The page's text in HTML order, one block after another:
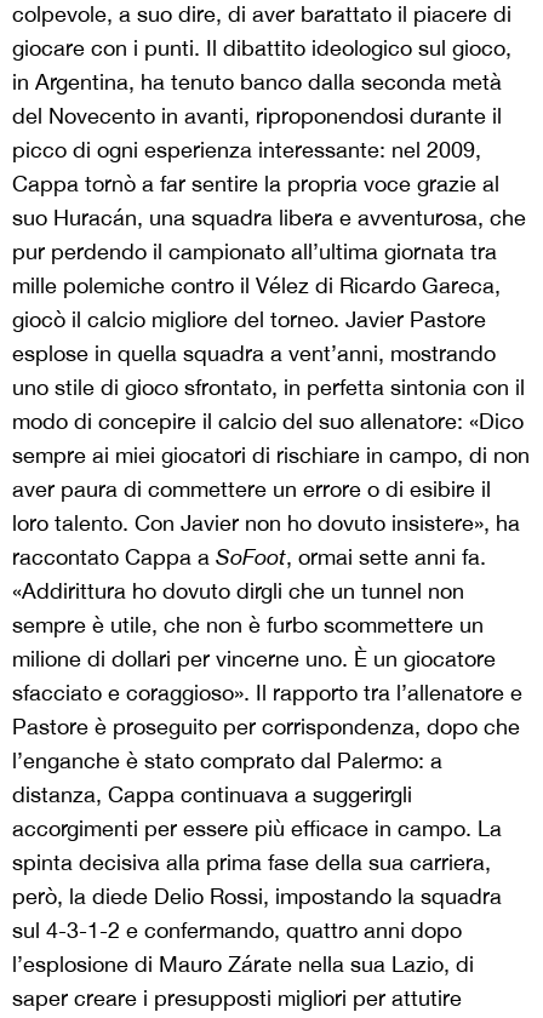
colpevole, a suo dire, di aver barattato il piacere di
giocare con i punti. Il dibattito ideologico sul gioco,
in Argentina, ha tenuto banco dalla seconda metà
del Novecento in avanti, riproponendosi durante il
picco di ogni esperienza interessante: nel 2009,
Cappa tornò a far sentire la propria voce grazie al
suo Huracán, una squadra libera e avventurosa, che
pur perdendo il campionato all’ultima giornata tra
mille polemiche contro il Vélez di Ricardo Gareca,
giocò il calcio migliore del torneo. Javier Pastore
esplose in quella squadra a vent’anni, mostrando
uno stile di gioco sfrontato, in perfetta sintonia con il
modo di concepire il calcio del suo allenatore: «Dico
sempre ai miei giocatori di rischiare in campo, di non
aver paura di commettere un errore o di esibire il
loro talento. Con Javier non ho dovuto insistere», ha
raccontato Cappa a SoFoot, ormai sette anni fa.
«Addirittura ho dovuto dirgli che un tunnel non
sempre è utile, che non è furbo scommettere un
milione di dollari per vincerne uno. È un giocatore
sfacciato e coraggioso». Il rapporto tra l’allenatore e
Pastore è proseguito per corrispondenza, dopo che
l’enganche è stato comprato dal Palermo: a
distanza, Cappa continuava a suggerirgli
accorgimenti per essere più efficace in campo. La
spinta decisiva alla prima fase della sua carriera,
però, la diede Delio Rossi, impostando la squadra
sul 4-3-1-2 e confermando, quattro anni dopo
l’esplosione di Mauro Zárate nella sua Lazio, di
saper creare i presupposti migliori per attutire